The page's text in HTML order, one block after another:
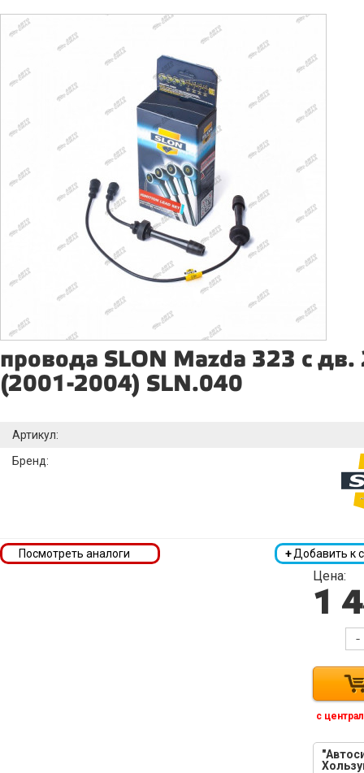
провода SLON Mazda 323 c дв.
(2001-2004) SLN.040
Артикул:
Бренд:
+Добавить к
Посмотреть аналоги
Цена:
1
-
с